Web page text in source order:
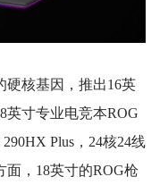
硬核基因，推出16英
英寸专业电竞本ROG
Plus，24核24线
面，18英寸的ROG枪